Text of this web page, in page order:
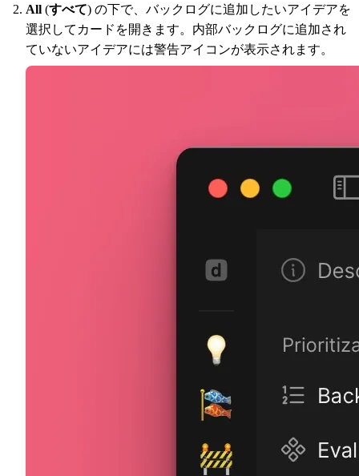
All (すべて) の下で、バックログに追加したいアイデアを
選択してカードを開きます。内部バックログに追加され
ていないアイデアには警告アイコンが表示されます。